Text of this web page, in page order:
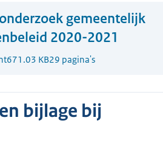
gemeentelijk
2020-2021
671.03 KB29 pagina's
bijlage bij